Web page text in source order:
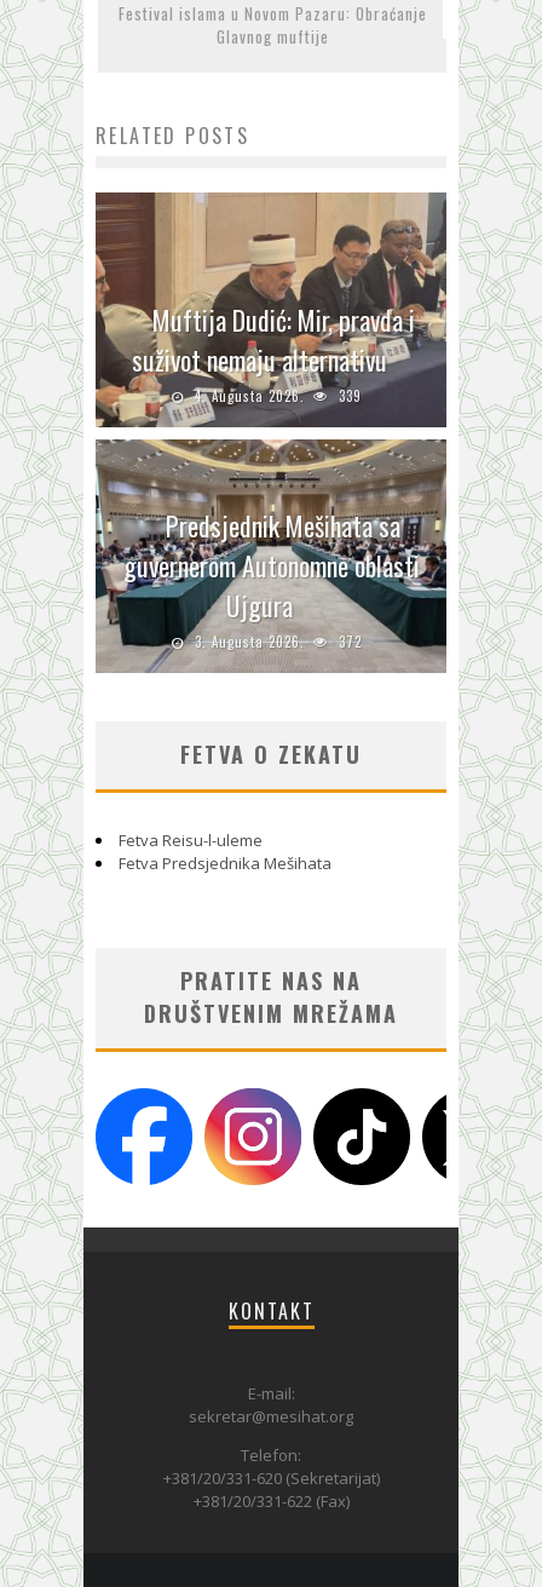
Festival islama u Novom Pazaru: Obraćanje
Glavnog muftije
RELATED POSTS
Muftija Dudić: Mir, pravda i
suživot nemaju alternativu
4. Augusta 2026. 339
Predsjednik Mešihata sa
guvernerom Autonomne oblasti
Ujgura
3. Augusta 2026. 372
FETVA O ZEKATU
Fetva Reisu-l-uleme
Fetva Predsjednika Mešihata
PRATITE NAS NA
DRUŠTVENIM MREŽAMA
KONTAKT
E-mail:
sekretar@mesihat.org
Telefon:
+381/20/331-620 (Sekretarijat)
+381/20/331-622 (Fax)